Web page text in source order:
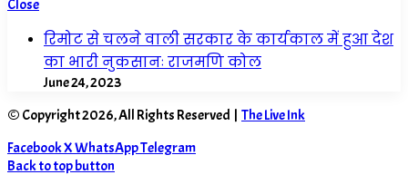
Close
रिमोट से चलने वाली सरकार के कार्यकाल में हुआ देश
का भारी नुकसानः राजमणि कोल
June 24, 2023
© Copyright 2026, All Rights Reserved | The Live Ink
FacebookXWhatsAppTelegram
Back to top button